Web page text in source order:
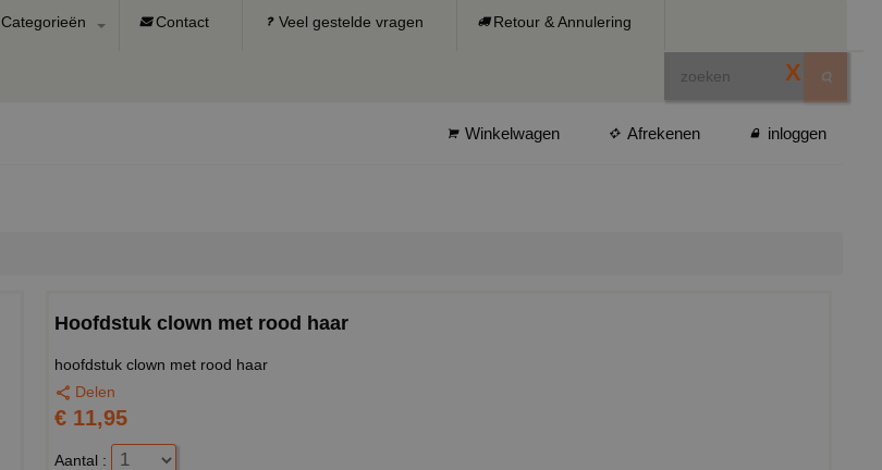
Categorieën Contact Veel gestelde vragen Retour & Annulering
X
Winkelwagen Afrekenen inloggen
Hoofdstuk clown met rood haar
hoofdstuk clown met rood haar
Delen
€ 11,95
Aantal :